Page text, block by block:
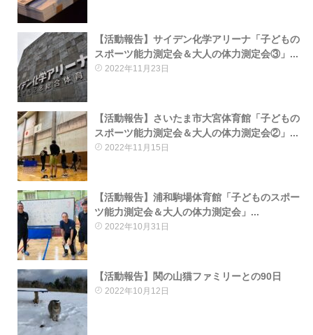
【活動報告】サイデン化学アリーナ「子どもの
スポーツ能力測定会＆大人の体力測定会③」...
2022年11月23日
【活動報告】さいたま市大宮体育館「子どもの
スポーツ能力測定会＆大人の体力測定会②」...
2022年11月15日
【活動報告】浦和駒場体育館「子どものスポー
ツ能力測定会＆大人の体力測定会」...
2022年10月31日
【活動報告】関の山猫ファミリーとの90日
2022年10月12日